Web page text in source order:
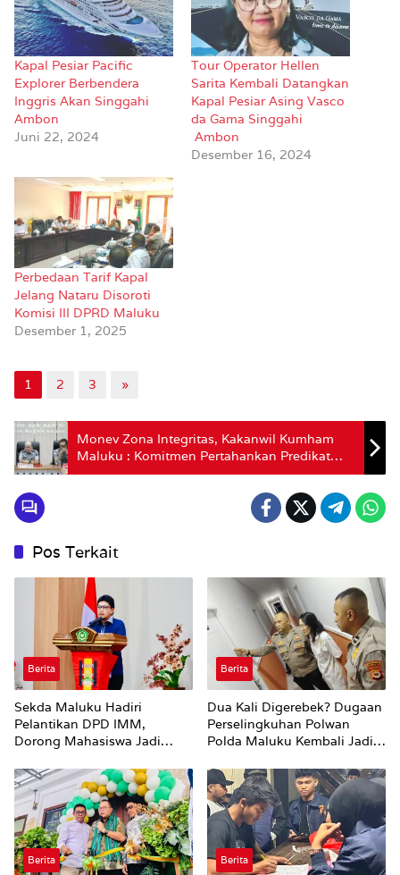
Kapal Pesiar Pacific
Explorer Berbendera
Inggris Akan Singgahi
Ambon
Juni 22, 2024
Tour Operator Hellen
Sarita Kembali Datangkan
Kapal Pesiar Asing Vasco
da Gama Singgahi
Ambon
Desember 16, 2024
Perbedaan Tarif Kapal
Jelang Nataru Disoroti
Komisi III DPRD Maluku
Desember 1, 2025
1 2 3 »
Monev Zona Integritas, Kakanwil Kumham
Maluku : Komitmen Pertahankan Predikat
WBK
Pos Terkait
Berita
Sekda Maluku Hadiri
Pelantikan DPD IMM,
Dorong Mahasiswa Jadi
Strategis Pemerintah
Berita
Dua Kali Digerebek? Dugaan
Perselingkuhan Polwan
Polda Maluku Kembali Jadi
Berita Berita